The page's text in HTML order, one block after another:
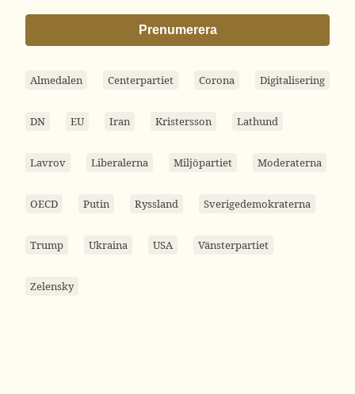
Prenumerera
Almedalen Centerpartiet Corona Digitalisering
DN EU Iran Kristersson Lathund
Lavrov Liberalerna Miljöpartiet Moderaterna
OECD Putin Ryssland Sverigedemokraterna
Trump Ukraina USA Vänsterpartiet
Zelensky